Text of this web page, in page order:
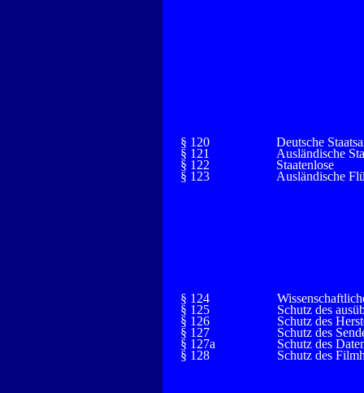
§ 120
Deutsche
§ 121
Ausländische
§ 122
Staatenlose
§ 123
Ausländische
§ 124
§ 125
Schutz des
§ 126
Schutz des
§ 127
Schutz des
§ 127a
Schutz des
§ 128
Schutz des